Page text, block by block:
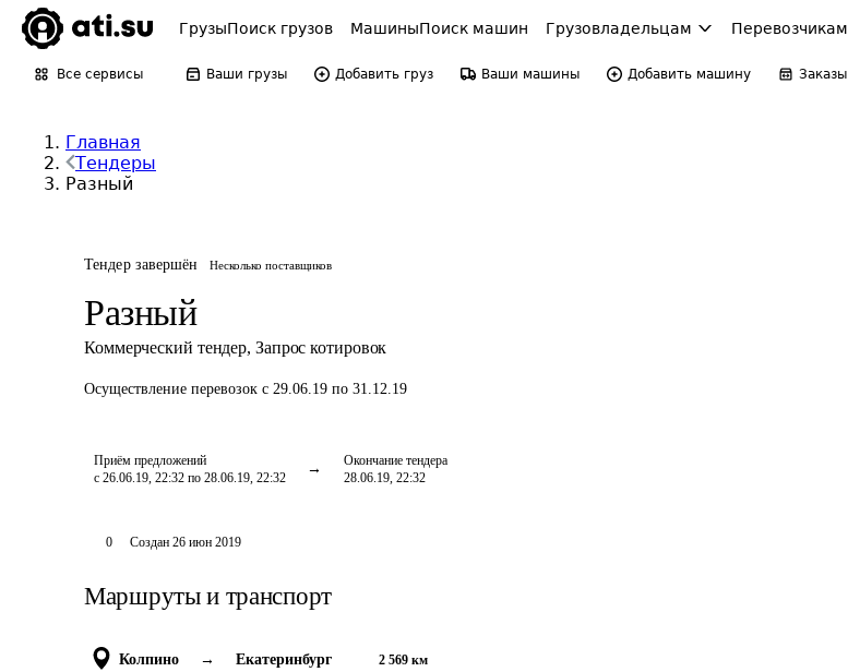
ГрузыПоиск грузов МашиныПоиск машин Грузовладельцам Перевозчикам
Все сервисы Ваши грузы Добавить груз Ваши машины Добавить машину Заказы
Главная
Тендеры
Разный
Тендер завершён Несколько поставщиков
Разный
Коммерческий тендер, Запрос котировок
Осуществление перевозок с 29.06.19 по 31.12.19
Приём предложений
с 26.06.19, 22:32 по 28.06.19, 22:32
Окончание тендера
28.06.19, 22:32
0 Создан 26 июн 2019
Маршруты и транспорт
Колпино → Екатеринбург 2 569 км